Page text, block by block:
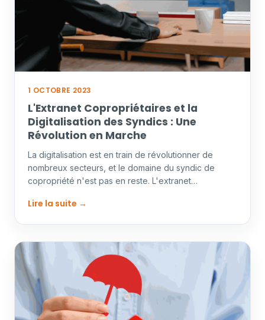
1 OCTOBRE 2023
L'Extranet Copropriétaires et la
Digitalisation des Syndics : Une
Révolution en Marche
La digitalisation est en train de révolutionner de
nombreux secteurs, et le domaine du syndic de
copropriété n'est pas en reste. L'extranet
Lire la suite →